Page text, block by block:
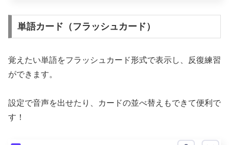
単語カード（フラッシュカード）
覚えたい単語をフラッシュカード形式で表示し、反復練習
ができます。
設定で音声を出せたり、カードの並べ替えもできて便利で
す！